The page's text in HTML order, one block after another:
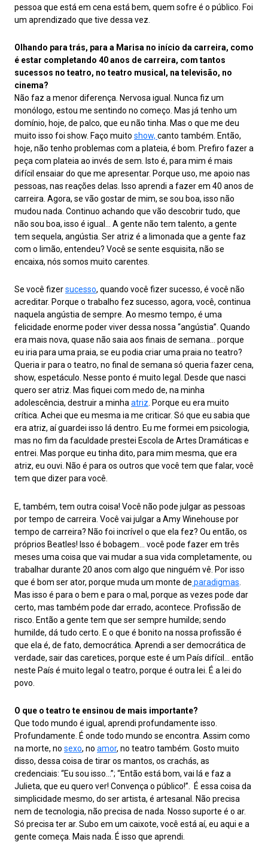
pessoa que está em cena está bem, quem sofre é o público. Foi
um aprendizado que tive dessa vez.
Olhando para trás, para a Marisa no início da carreira, como
é estar completando 40 anos de carreira, com tantos
sucessos no teatro, no teatro musical, na televisão, no
cinema?
Não faz a menor diferença. Nervosa igual. Nunca fiz um
monólogo, estou me sentindo no começo. Mas já tenho um
domínio, hoje, de palco, que eu não tinha. Mas o que me deu
muito isso foi show. Faço muito show, canto também. Então,
hoje, não tenho problemas com a plateia, é bom. Prefiro fazer a
peça com plateia ao invés de sem. Isto é, para mim é mais
difícil ensaiar do que me apresentar. Porque uso, me apoio nas
pessoas, nas reações delas. Isso aprendi a fazer em 40 anos de
carreira. Agora, se vão gostar de mim, se sou boa, isso não
mudou nada. Continuo achando que vão descobrir tudo, que
não sou boa, isso é igual… A gente não tem talento, a gente
tem sequela, angústia. Ser atriz é a limonada que a gente faz
com o limão, entendeu? Você se sente esquisita, não se
encaixa, nós somos muito carentes.
Se você fizersucesso, quando você fizer sucesso, é você não
acreditar. Porque o trabalho fez sucesso, agora, você, continua
naquela angústia de sempre. Ao mesmo tempo, é uma
felicidade enorme poder viver dessa nossa “angústia”. Quando
era mais nova, quase não saia aos finais de semana… porque
eu iria para uma praia, se eu podia criar uma praia no teatro?
Queria ir para o teatro, no final de semana só queria fazer cena,
show, espetáculo. Nesse ponto é muito legal. Desde que nasci
quero ser atriz. Mas fiquei com medo de, na minha
adolescência, destruir a minhaatriz. Porque eu era muito
crítica. Achei que eu mesma ia me criticar. Só que eu sabia que
era atriz, aí guardei isso lá dentro. Eu me formei em psicologia,
mas no fim da faculdade prestei Escola de Artes Dramáticas e
entrei. Mas porque eu tinha dito, para mim mesma, que era
atriz, eu ouvi. Não é para os outros que você tem que falar, você
tem que dizer para você.
E, também, tem outra coisa! Você não pode julgar as pessoas
por tempo de carreira. Você vai julgar a Amy Winehouse por
tempo de carreira? Não foi incrível o que ela fez? Ou então, os
próprios Beatles! Isso é bobagem… você pode fazer em três
meses uma coisa que vai mudar a sua vida completamente, ou
trabalhar durante 20 anos com algo que ninguém vê. Por isso
que é bom ser ator, porque muda um monte de paradigmas
Mas isso é para o bem e para o mal, porque as vezes pode dar
certo, mas também pode dar errado, acontece. Profissão de
risco. Então a gente tem que ser sempre humilde; sendo
humilde, dá tudo certo. E o que é bonito na nossa profissão é
que ela é, de fato, democrática. Aprendi a ser democrática de
verdade, sair das caretices, porque este é um País difícil… então
neste País é muito legal o teatro, porque é outra lei. É a lei do
povo.
O que o teatro te ensinou de mais importante?
Que todo mundo é igual, aprendi profundamente isso.
Profundamente. É onde todo mundo se encontra. Assim como
na morte, no sexo, no amor, no teatro também. Gosto muito
disso, dessa coisa de tirar os mantos, os crachás, as
credenciais: “Eu sou isso…”; “Então está bom, vai lá e faz a
Julieta, que eu quero ver! Convença o público!”. É essa coisa da
simplicidade mesmo, do ser artista, é artesanal. Não precisa
nem de tecnologia, não precisa de nada. Nosso suporte é o ar.
Só precisa ter ar. Subo em um caixote, você está aí, eu aqui e a
gente começa. Mais nada. É isso que aprendi.